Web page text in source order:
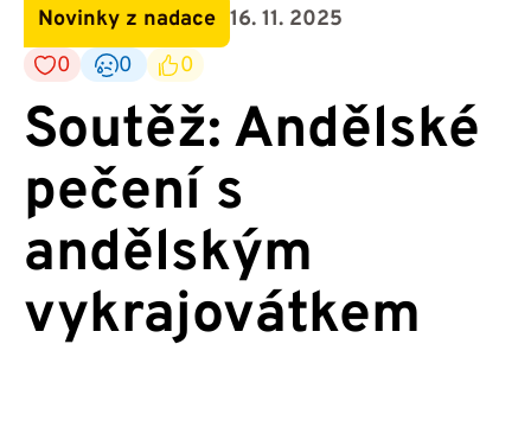
Novinky z nadace 16. 11. 2025
0
0 0
Soutěž: Andělské
pečení s
andělským
vykrajovátkem